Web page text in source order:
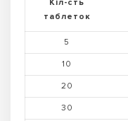
Кіл-сть
таблеток
5
10
20
30